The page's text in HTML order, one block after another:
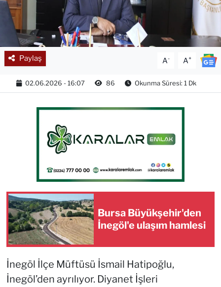
Paylaş A- A+
02.06.2026 - 16:07 86 Okunma Süresi: 1 Dk
Bursa Büyükşehir'den
İnegöl'e ulaşım hamlesi
İnegöl İlçe Müftüsü İsmail Hatipoğlu,
İnegöl’den ayrılıyor. Diyanet İşleri